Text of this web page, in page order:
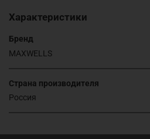
Характеристики
Бренд
MAXWELLS
Страна производителя
Россия